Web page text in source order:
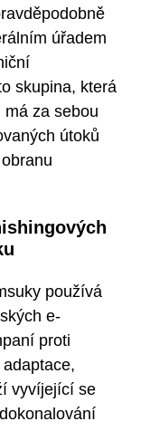
úřadem
skupina, která
za sebou
útoků
používá
e-
proti
vyvíjející se